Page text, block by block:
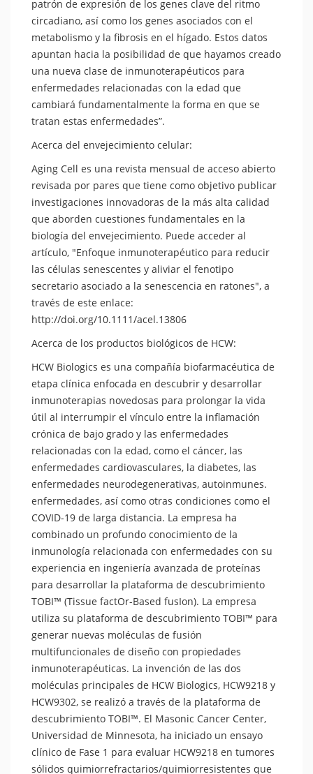
patrón de expresión de los genes clave del ritmo
circadiano, así como los genes asociados con el
metabolismo y la fibrosis en el hígado. Estos datos
apuntan hacia la posibilidad de que hayamos creado
una nueva clase de inmunoterapéuticos para
enfermedades relacionadas con la edad que
cambiará fundamentalmente la forma en que se
tratan estas enfermedades”.
Acerca del envejecimiento celular:
Aging Cell es una revista mensual de acceso abierto
revisada por pares que tiene como objetivo publicar
investigaciones innovadoras de la más alta calidad
que aborden cuestiones fundamentales en la
biología del envejecimiento. Puede acceder al
artículo, "Enfoque inmunoterapéutico para reducir
las células senescentes y aliviar el fenotipo
secretario asociado a la senescencia en ratones", a
través de este enlace:
http://doi.org/10.1111/acel.13806
Acerca de los productos biológicos de HCW:
HCW Biologics es una compañía biofarmacéutica de
etapa clínica enfocada en descubrir y desarrollar
inmunoterapias novedosas para prolongar la vida
útil al interrumpir el vínculo entre la inflamación
crónica de bajo grado y las enfermedades
relacionadas con la edad, como el cáncer, las
enfermedades cardiovasculares, la diabetes, las
enfermedades neurodegenerativas, autoinmunes.
enfermedades, así como otras condiciones como el
COVID-19 de larga distancia. La empresa ha
combinado un profundo conocimiento de la
inmunología relacionada con enfermedades con su
experiencia en ingeniería avanzada de proteínas
para desarrollar la plataforma de descubrimiento
TOBI™ (Tissue factOr-Based fusIon). La empresa
utiliza su plataforma de descubrimiento TOBI™ para
generar nuevas moléculas de fusión
multifuncionales de diseño con propiedades
inmunoterapéuticas. La invención de las dos
moléculas principales de HCW Biologics, HCW9218 y
HCW9302, se realizó a través de la plataforma de
descubrimiento TOBI™. El Masonic Cancer Center,
Universidad de Minnesota, ha iniciado un ensayo
clínico de Fase 1 para evaluar HCW9218 en tumores
sólidos quimiorrefractarios/quimiorresistentes que